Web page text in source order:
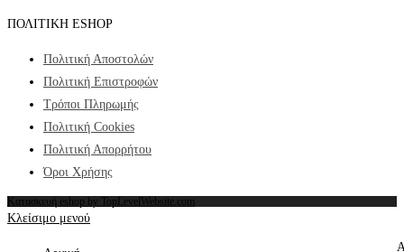
ΠΟΛΙΤΙΚΗ ESHOP
Πολιτική Αποστολών
Πολιτική Επιστροφών
Τρόποι Πληρωμής
Πολιτική Cookies
Πολιτική Απορρήτου
Όροι Χρήσης
Κατασκευή eshop by TopLevelWebsite.com
Κλείσιμο μενού